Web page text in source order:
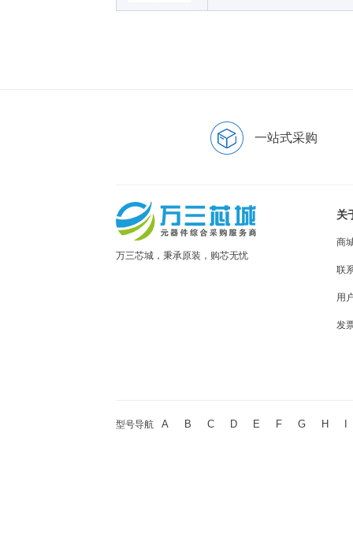
一站式采购
万三芯城，秉承原装，购芯无忧
关
商
联
用
发
型号导航 A B C D E F G H